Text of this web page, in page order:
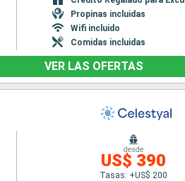
Propinas incluidas
Wifi incluido
Comidas incluidas
VER LAS OFERTAS
desde
US$ 390
Tasas: +US$ 200